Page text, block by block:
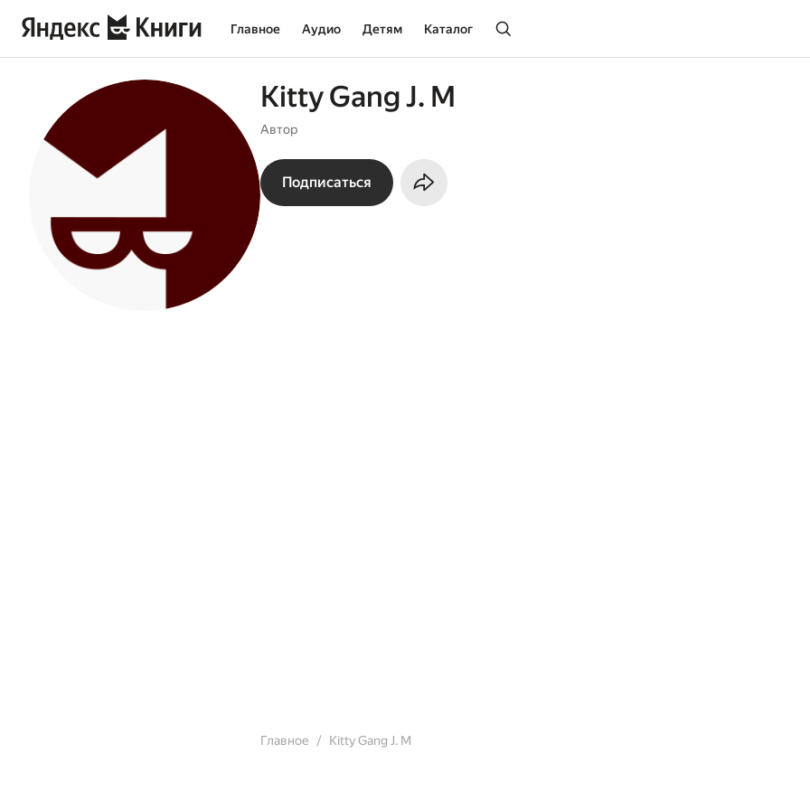
Главное Аудио Детям Каталог
Kitty Gang J. M
Автор
Подписаться
Главное Kitty Gang J. M